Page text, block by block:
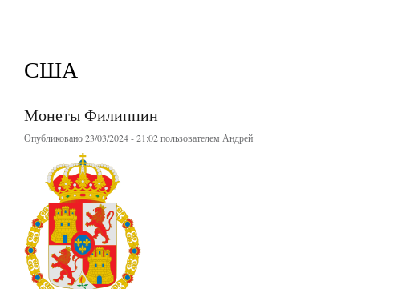
США
Монеты Филиппин
Опубликовано 23/03/2024 - 21:02 пользователем Андрей